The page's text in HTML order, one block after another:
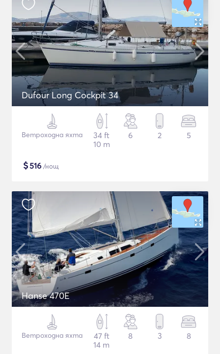
Dufour Long Cockpit 34
Ветроходна яхта
34 ft
10 m
6 2 5
$516 /нощ
Hanse 470E
Ветроходна яхта
47 ft
14 m
8 3 8